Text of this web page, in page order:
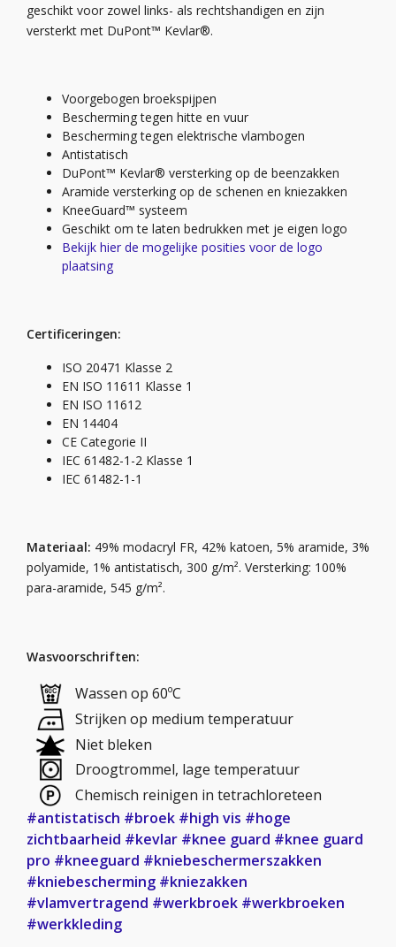
geschikt voor zowel links- als rechtshandigen en zijn
versterkt met DuPont™ Kevlar®.
Voorgebogen broekspijpen
Bescherming tegen hitte en vuur
Bescherming tegen elektrische vlambogen
Antistatisch
DuPont™ Kevlar® versterking op de beenzakken
Aramide versterking op de schenen en kniezakken
KneeGuard™ systeem
Geschikt om te laten bedrukken met je eigen logo
Bekijk hier de mogelijke posities voor de logo
plaatsing
Certificeringen:
ISO 20471 Klasse 2
EN ISO 11611 Klasse 1
EN ISO 11612
EN 14404
CE Categorie II
IEC 61482-1-2 Klasse 1
IEC 61482-1-1
Materiaal: 49% modacryl FR, 42% katoen, 5% aramide, 3%
polyamide, 1% antistatisch, 300 g/m². Versterking: 100%
para-aramide, 545 g/m².
Wasvoorschriften:
Wassen op 60ºC
Strijken op medium temperatuur
Niet bleken
Droogtrommel, lage temperatuur
Chemisch reinigen in tetrachloreteen
#antistatisch #broek #high vis #hoge
zichtbaarheid #kevlar #knee guard #knee guard
pro #kneeguard #kniebeschermerszakken
#kniebescherming #kniezakken
#vlamvertragend #werkbroek #werkbroeken
#werkkleding